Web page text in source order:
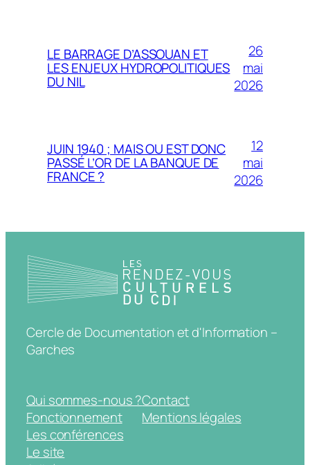
LE BARRAGE D’ASSOUAN ET
LES ENJEUX HYDROPOLITIQUES
DU NIL
26
mai
2026
JUIN 1940 ; MAIS OU EST DONC
PASSÉ L’OR DE LA BANQUE DE
FRANCE ?
12
mai
2026
Cercle de Documentation et d'Information –
Garches
Qui sommes-nous ?
Fonctionnement
Les conférences
Le site
Contact
Mentions légales